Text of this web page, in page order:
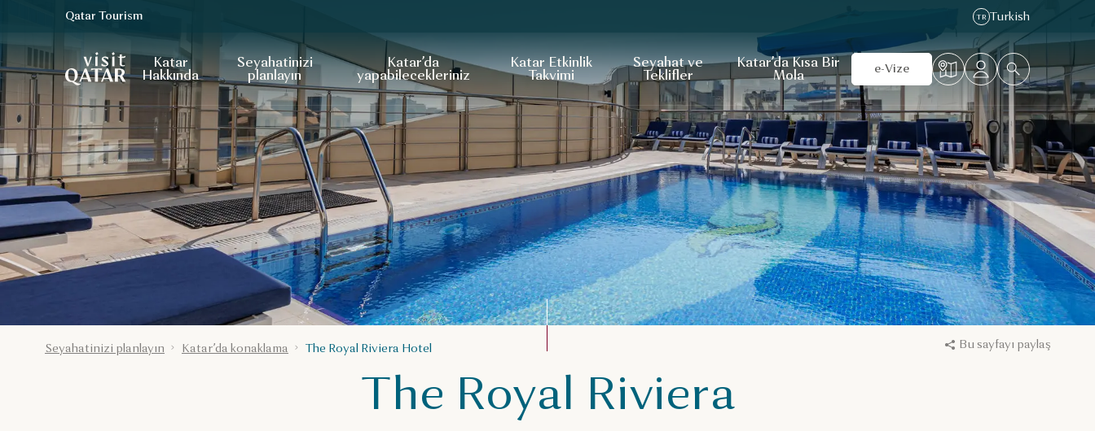
VisitQatar Ana Sayfası
Qatar Tourism TR Turkish
Katar
Hakkında
Seyahatinizi
planlayın
Katar’da
yapabilecekleriniz
Katar Etkinlik
Takvimi
Seyahat ve
Teklifler
Katar’da Kısa Bir
Mola
e-Vize
Seyahatinizi planlayın Katar’da konaklama The Royal Riviera Hotel Bu sayfayı paylaş
The Royal Riviera